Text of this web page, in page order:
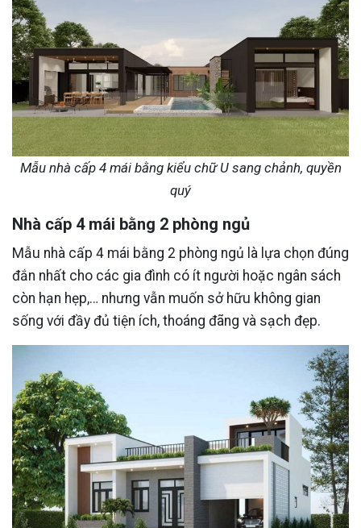
Mẫu nhà cấp 4 mái bằng kiểu chữ U sang chảnh, quyền
quý
Nhà cấp 4 mái bằng 2 phòng ngủ
Mẫu nhà cấp 4 mái bằng 2 phòng ngủ là lựa chọn đúng
đắn nhất cho các gia đình có ít người hoặc ngân sách
còn hạn hẹp,… nhưng vẫn muốn sở hữu không gian
sống với đầy đủ tiện ích, thoáng đãng và sạch đẹp.